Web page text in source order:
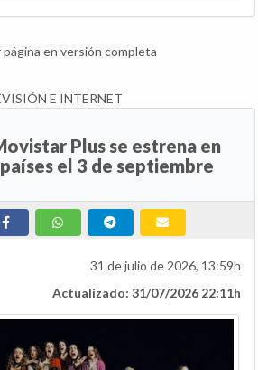
en versión completa
E INTERNET
Plus se estrena en
el 3 de septiembre
31 de julio de 2026, 13:59h
Actualizado: 31/07/2026 22:11h